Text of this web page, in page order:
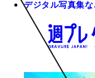
デジタル写真集